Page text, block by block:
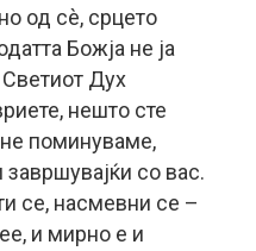
од сè, срцето
Божја не ја
Светиот Дух
нешто сте
поминуваме,
со вас.
се, насмевни се –
и мирно е и